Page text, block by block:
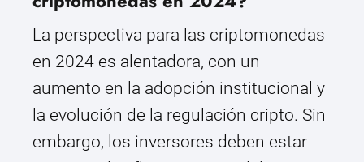
La perspectiva para las criptomonedas
en 2024 es alentadora, con un
aumento en la adopción institucional y
la evolución de la regulación cripto. Sin
embargo, los inversores deben estar